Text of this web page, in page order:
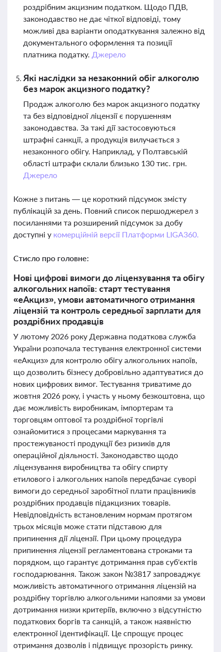
роздрібним акцизним податком. Щодо ПДВ,
законодавство не дає чіткої відповіді, тому
можливі два варіанти оподаткування залежно від
документального оформлення та позиції
платника податку. Джерело
Які наслідки за незаконний обіг алкоголю
без марок акцизного податку?
Продаж алкоголю без марок акцизного податку
та без відповідної ліцензії є порушенням
законодавства. За такі дії застосовуються
штрафні санкції, а продукція вилучається з
незаконного обігу. Наприклад, у Полтавській
області штрафи склали близько 130 тис. грн.
Джерело
Кожне з питань — це короткий підсумок змісту
публікацій за день. Повний список першоджерел з
посиланнями та розширений підсумок за добу
доступні у комерційній версії Платформи LIGA360.
Стисло про головне:
Нові цифрові вимоги до ліцензування та обігу
алкогольних напоїв: старт тестування
«еАкциз», умови автоматичного отримання
ліцензій та контроль середньої зарплати для
роздрібних продавців
У лютому 2026 року Державна податкова служба
України розпочала тестування електронної системи
«еАкциз» для контролю обігу алкогольних напоїв,
що дозволить бізнесу добровільно адаптуватися до
нових цифрових вимог. Тестування триватиме до
жовтня 2026 року, і участь у ньому безкоштовна, що
дає можливість виробникам, імпортерам та
торговцям оптової та роздрібної торгівлі
ознайомитися з процесами маркування та
простежуваності продукції без ризиків для
операційної діяльності. Законодавство щодо
ліцензування виробництва та обігу спирту
етилового і алкогольних напоїв передбачає суворі
вимоги до середньої заробітної плати працівників
роздрібних продавців підакцизних товарів.
Невідповідність встановленим нормам протягом
трьох місяців може стати підставою для
припинення дії ліцензії. При цьому процедура
припинення ліцензії регламентована строками та
порядком, що гарантує дотримання прав суб'єктів
господарювання. Також закон №3817 запроваджує
можливість автоматичного отримання ліцензій на
роздрібну торгівлю алкогольними напоями за умови
дотримання низки критеріїв, включно з відсутністю
податкових боргів та санкцій, а також наявністю
електронної ідентифікації. Це спрощує процес
отримання дозволів і підвищує прозорість ринку.